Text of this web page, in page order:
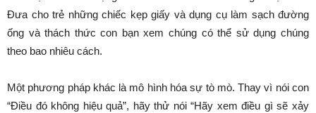
Đưa cho trẻ những chiếc kẹp giấy và dụng cụ làm sạch đường
ống và thách thức con bạn xem chúng có thể sử dụng chúng
theo bao nhiêu cách.
Một phương pháp khác là mô hình hóa sự tò mò. Thay vì nói con
“Điều đó không hiệu quả”, hãy thử nói “Hãy xem điều gì sẽ xảy